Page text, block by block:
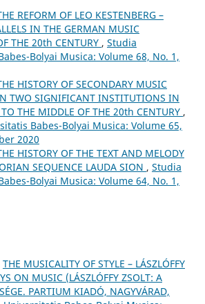
REFORM OF LEO KESTENBERG –
IN THE GERMAN MUSIC
THE 20th CENTURY , Studia
Bolyai Musica: Volume 68, No. 1,
HISTORY OF SECONDARY MUSIC
TWO SIGNIFICANT INSTITUTIONS IN
THE MIDDLE OF THE 20th CENTURY ,
Babes-Bolyai Musica: Volume 65,
2020
HISTORY OF THE TEXT AND MELODY
SEQUENCE LAUDA SION , Studia
Bolyai Musica: Volume 64, No. 1,
THE MUSICALITY OF STYLE – LÁSZLÓFFY
ON MUSIC (LÁSZLÓFFY ZSOLT: A
PARTIUM KIADÓ, NAGYVÁRAD,